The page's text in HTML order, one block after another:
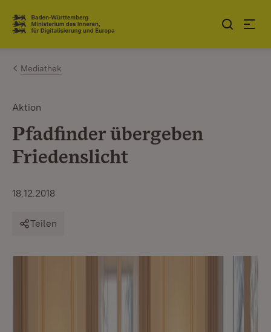
Zum Inhalt springen
Link zur Startseite
Mediathek
Aktion
Pfadfinder übergeben
Friedenslicht
18.12.2018
Teilen